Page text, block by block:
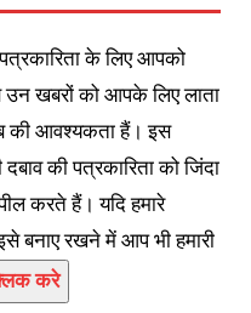
के लिए आपको
खबरों को आपके लिए लाता
की आवश्यकता हैं। इस
की पत्रकारिता को जिंदा
करते हैं। यदि हमारे
बनाए रखने में आप भी हमारी
करे